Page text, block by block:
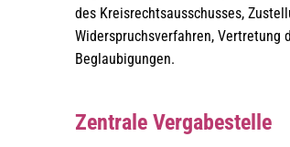
des Kreisrechtsausschusses,
Widerspruchsverfahren,
Beglaubigungen.
Zentrale Vergabestelle